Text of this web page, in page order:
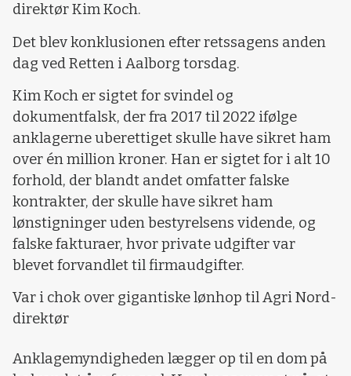
direktør Kim Koch.
Det blev konklusionen efter retssagens anden
dag ved Retten i Aalborg torsdag.
Kim Koch er sigtet for svindel og
dokumentfalsk, der fra 2017 til 2022 ifølge
anklagerne uberettiget skulle have sikret ham
over én million kroner. Han er sigtet for i alt 10
forhold, der blandt andet omfatter falske
kontrakter, der skulle have sikret ham
lønstigninger uden bestyrelsens vidende, og
falske fakturaer, hvor private udgifter var
blevet forvandlet til firmaudgifter.
Var i chok over gigantiske lønhop til Agri Nord-
direktør
Anklagemyndigheden lægger op til en dom på